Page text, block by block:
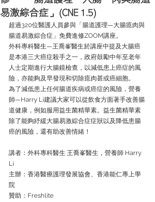
易激綜合症」(CNE 1.5)
超過320位醫護人員參與「腸道護理—大腸瘜肉與
腸道易激綜合症」免費進修ZOOM講座。
外科專科醫生—王喬峯醫生於講座中提及大腸癌
是本港三大癌症殺手之一，政府鼓勵中年至老年
人士定期進行大腸鏡檢查，以減低患上癌症的風
險，亦能夠及早發現和切除瘜肉甚或癌細胞。
為了減低患上任何腸道疾病或癌症的風險，營養
師—Harry Li建議大家可以從飲食方面著手改善腸
道健康，例如服用益生菌精華素。益生菌精華素
除了能夠紓緩大腸易激綜合症症狀以及降低患腸
癌的風險，還有助改善情緒！
講者：外科專科醫生 王喬峯醫生，營養師 Harry
Li
主辦：香港醫療護理發展協會、香港能仁專上學
院
贊助：Freshlite